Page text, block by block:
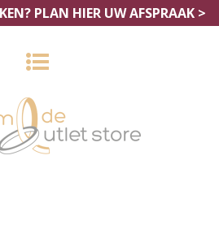
PLAN HIER UW AFSPRAAK >